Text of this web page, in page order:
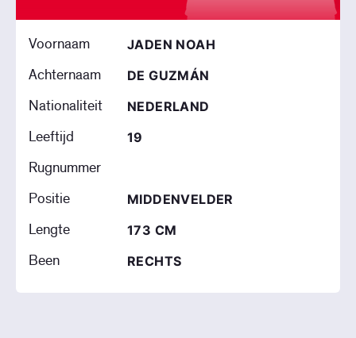
Voornaam JADEN NOAH
Achternaam DE GUZMÁN
Nationaliteit NEDERLAND
Leeftijd 19
Rugnummer
Positie
MIDDENVELDER
Lengte 173 CM
Been RECHTS